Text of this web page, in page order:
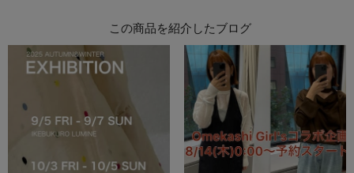
この商品を紹介したブログ